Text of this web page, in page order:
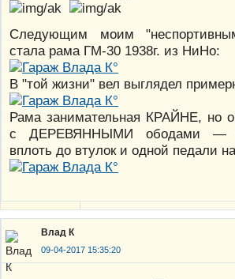
Следующим моим
стала рама ГМ-30 1938г. из НиНо:
В "той жизни" вел выглядел
Рама занимательная КРАЙНЕ, но
с ДЕРЕВЯННЫМИ ободами —
вплоть до втулок и одной педали
Влад К
09-04-2017 15:35:20